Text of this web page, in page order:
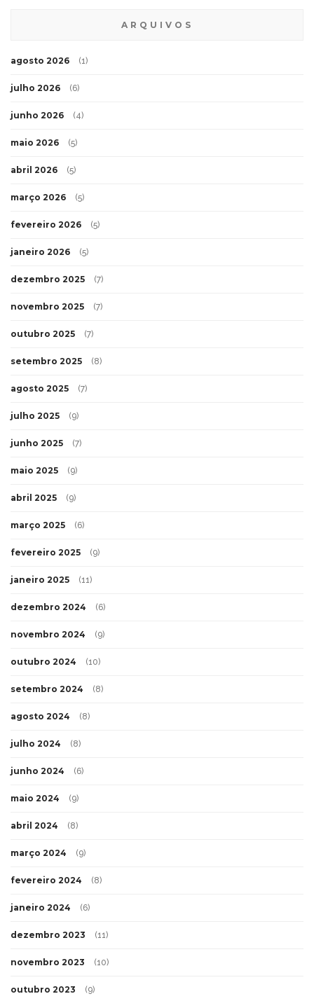
ARQUIVOS
agosto 2026 (1)
julho 2026 (6)
junho 2026 (4)
maio 2026 (5)
abril 2026 (5)
março 2026 (5)
fevereiro 2026 (5)
janeiro 2026 (5)
dezembro 2025 (7)
novembro 2025 (7)
outubro 2025 (7)
setembro 2025 (8)
agosto 2025 (7)
julho 2025 (9)
junho 2025 (7)
maio 2025 (9)
abril 2025 (9)
março 2025 (6)
fevereiro 2025 (9)
janeiro 2025 (11)
dezembro 2024 (6)
novembro 2024 (9)
outubro 2024 (10)
setembro 2024 (8)
agosto 2024 (8)
julho 2024 (8)
junho 2024 (6)
maio 2024 (9)
abril 2024 (8)
março 2024 (9)
fevereiro 2024 (8)
janeiro 2024 (6)
dezembro 2023 (11)
novembro 2023 (10)
outubro 2023 (9)